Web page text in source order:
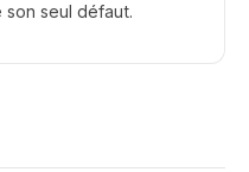
seul défaut.